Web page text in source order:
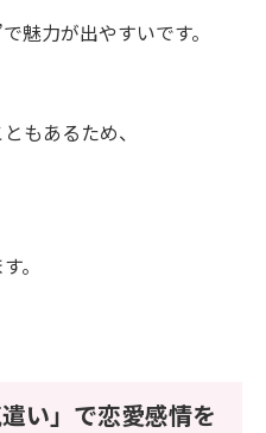
魅力が出やすいです。
もあるため、
。
い」で恋愛感情を